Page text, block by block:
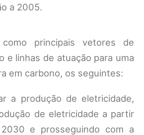
a 2005.
como principais vetores de
e linhas de atuação para uma
em carbono, os seguintes:
a produção de eletricidade,
de eletricidade a partir
e prosseguindo com a